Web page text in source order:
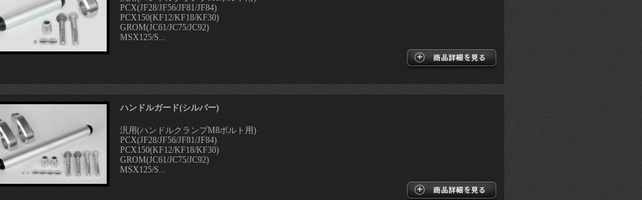
PCX(JF28/JF56/JF81/JF84)
PCX150(KF12/KF18/KF30)
GROM(JC61/JC75/JC92)
MSX125/S...
ハンドルガード(シルバー)
汎用(ハンドルクランプM8ボルト用)
PCX(JF28/JF56/JF81/JF84)
PCX150(KF12/KF18/KF30)
GROM(JC61/JC75/JC92)
MSX125/S...